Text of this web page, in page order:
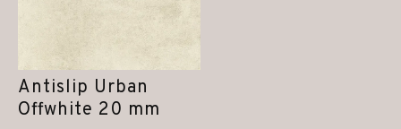
Antislip Urban
Offwhite 20 mm